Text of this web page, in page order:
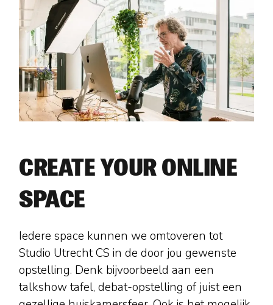
CREATE YOUR ONLINE
SPACE
Iedere space kunnen we omtoveren tot
Studio Utrecht CS in de door jou gewenste
opstelling. Denk bijvoorbeeld aan een
talkshow tafel, debat-opstelling of juist een